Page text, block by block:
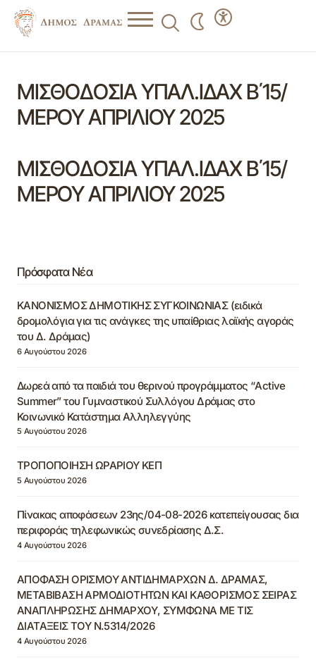
ΜΙΣΘΟΔΟΣΙΑ ΥΠΑΛ.ΙΔΑΧ Β΄15/
ΜΕΡΟΥ ΑΠΡΙΛΙΟΥ 2025
ΜΙΣΘΟΔΟΣΙΑ ΥΠΑΛ.ΙΔΑΧ Β΄15/
ΜΕΡΟΥ ΑΠΡΙΛΙΟΥ 2025
Πρόσφατα Νέα
ΚΑΝΟΝΙΣΜΟΣ ΔΗΜΟΤΙΚΗΣ ΣΥΓΚΟΙΝΩΝΙΑΣ (ειδικά
δρομολόγια για τις ανάγκες της υπαίθριας λαϊκής αγοράς
του Δ. Δράμας)
6 Αυγούστου 2026
Δωρεά από τα παιδιά του θερινού προγράμματος “Active
Summer” του Γυμναστικού Συλλόγου Δράμας στο
Κοινωνικό Κατάστημα Αλληλεγγύης
5 Αυγούστου 2026
ΤΡΟΠΟΠΟΙΗΣΗ ΩΡΑΡΙΟΥ ΚΕΠ
5 Αυγούστου 2026
Πίνακας αποφάσεων 23ης/04-08-2026 κατεπείγουσας δια
περιφοράς τηλεφωνικώς συνεδρίασης Δ.Σ.
4 Αυγούστου 2026
ΑΠΟΦΑΣΗ ΟΡΙΣΜΟΥ ΑΝΤΙΔΗΜΑΡΧΩΝ Δ. ΔΡΑΜΑΣ,
ΜΕΤΑΒΙΒΑΣΗ ΑΡΜΟΔΙΟΤΗΤΩΝ ΚΑΙ ΚΑΘΟΡΙΣΜΟΣ ΣΕΙΡΑΣ
ΑΝΑΠΛΗΡΩΣΗΣ ΔΗΜΑΡΧΟΥ, ΣΥΜΦΩΝΑ ΜΕ ΤΙΣ
ΔΙΑΤΑΞΕΙΣ ΤΟΥ Ν.5314/2026
4 Αυγούστου 2026